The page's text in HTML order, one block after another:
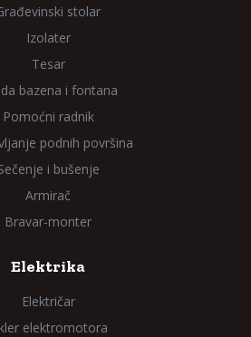
stolar
Izolater
Tesar
bazena i fontana
Pomoćni radnik
podnih površina
i bušenje
Armirač
Bravar-monter
Elektrika
Električar
elektromotora